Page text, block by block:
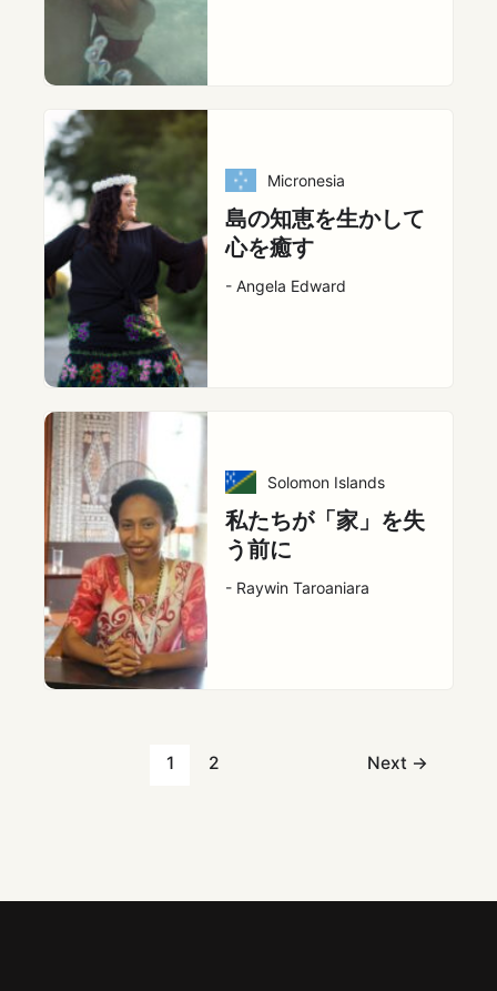
Micronesia
島の知恵を生かして
心を癒す
- Angela Edward
Solomon Islands
私たちが「家」を失
う前に
- Raywin Taroaniara
1 2 Next →